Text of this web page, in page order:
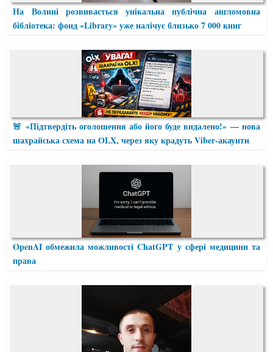
На Волині розвивається унікальна публічна англомовна
бібліотека: фонд «Library» уже налічує близько 7 000 книг
🚨 «Підтвердіть оголошення або його буде видалено!» — нова
шахрайська схема на OLX, через яку крадуть Viber-акаунти
OpenAI обмежила можливості ChatGPT у сфері медицини та
права